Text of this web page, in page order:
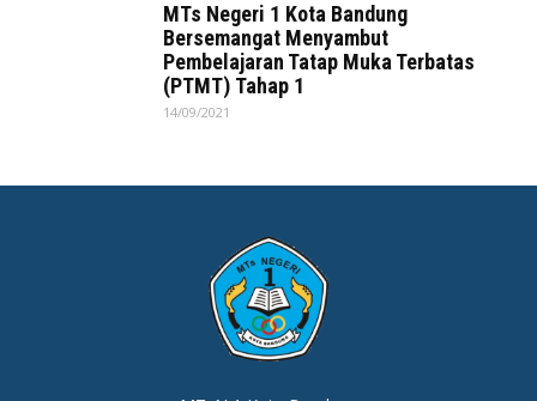
MTs Negeri 1 Kota Bandung
Bersemangat Menyambut
Pembelajaran Tatap Muka Terbatas
(PTMT) Tahap 1
14/09/2021